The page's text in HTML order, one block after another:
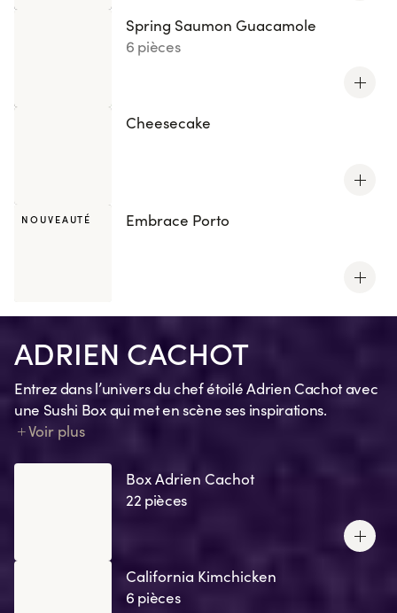
Spring Saumon Guacamole
6 pièces
Cheesecake
NOUVEAUTÉ Embrace Porto
ADRIEN CACHOT
Entrez dans l’univers du chef étoilé Adrien Cachot avec
une Sushi Box qui met en scène ses inspirations.
Chaque création traduit un souvenir, une émotion, un
Voir plus
Box Adrien Cachot
22 pièces
California Kimchicken
6 pièces